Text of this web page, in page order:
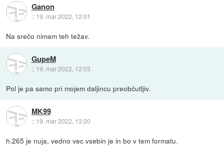
Ganon
:: 19. mar 2022, 12:01
Na srečo nimam teh težav.
GupeM
:: 19. mar 2022, 12:03
Pol je pa samo pri mojem daljincu preobčutljiv.
MK99
:: 19. mar 2022, 13:20
h.265 je nuja, vedno vec vsebin je in bo v tem formatu.